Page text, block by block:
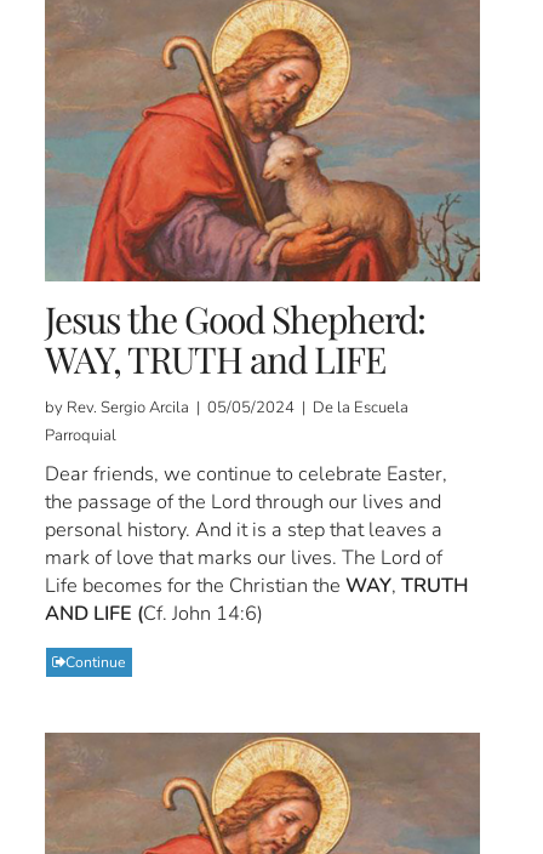
Jesus the Good Shepherd:
WAY, TRUTH and LIFE
by Rev. Sergio Arcila | 05/05/2024 | De la Escuela
Parroquial
Dear friends, we continue to celebrate Easter,
the passage of the Lord through our lives and
personal history. And it is a step that leaves a
mark of love that marks our lives. The Lord of
Life becomes for the Christian theWAY,TRUTH
AND LIFE (Cf. John 14:6)
Continue